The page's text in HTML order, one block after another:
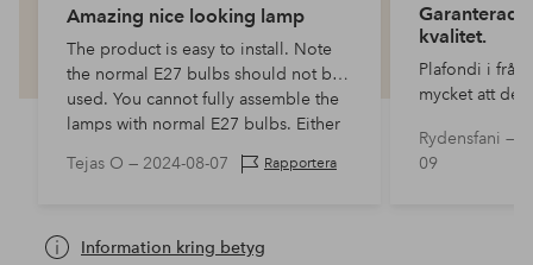
Amazing nice looking lamp
The product is easy to install. Note
the normal E27 bulbs should not be
used. You cannot fully assemble the
lamps with normal E27 bulbs. Either
Tejas O — 2024-08-07 Rapportera
Garanterade
kvalitet.
Plafondi i
mycket att det
korridoren.
Rydensfani —
09
Information kring betyg